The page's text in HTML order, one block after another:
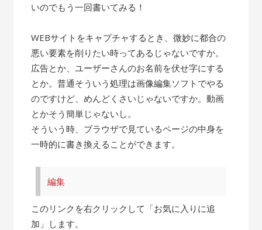
いのでもう一回書いてみる！
WEBサイトをキャプチャするとき、微妙に都合の
悪い要素を削りたい時ってあるじゃないですか。
広告とか、ユーザーさんのお名前を伏せ字にする
とか。普通そういう処理は画像編集ソフトでやる
のですけど、めんどくさいじゃないですか。動画
とかそう簡単じゃないし。
そういう時、ブラウザで見ているページの中身を
一時的に書き換えることができます。
編集
このリンクを右クリックして「お気に入りに追
加」します。